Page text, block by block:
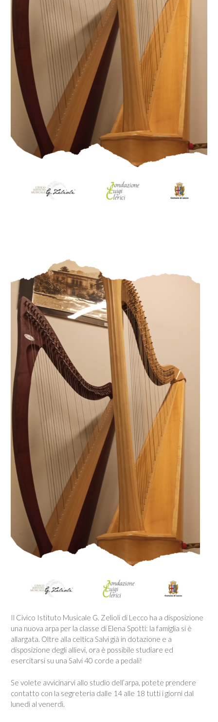
Il Civico Istituto Musicale G. Zelioli di Lecco ha a disposizione
una nuova arpa per la classe di Elena Spotti: la famiglia si è
allargata. Oltre alla celtica Salvi già in dotazione e a
disposizione degli allievi, ora è possibile studiare ed
esercitarsi su una Salvi 40 corde a pedali!
Se volete avvicinarvi allo studio dell’arpa, potete prendere
contatto con la segreteria dalle 14 alle 18 tutti i giorni dal
lunedì al venerdì.